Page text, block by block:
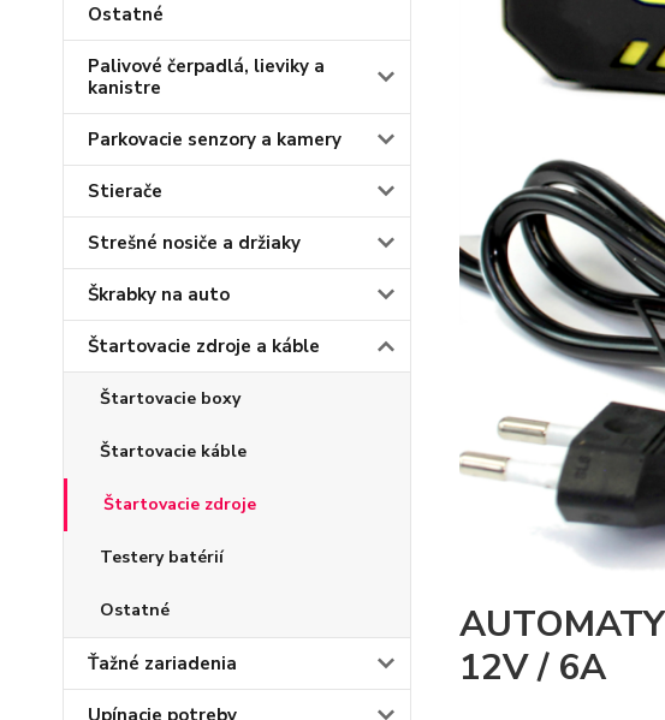
Ostatné
Palivové čerpadlá, lieviky a
kanistre
Parkovacie senzory a kamery
Stierače
Strešné nosiče a držiaky
Škrabky na auto
Štartovacie zdroje a káble
Štartovacie boxy
Štartovacie káble
Štartovacie zdroje
Testery batérií
Ostatné
Ťažné zariadenia
Upínacie potreby
12V / 6A